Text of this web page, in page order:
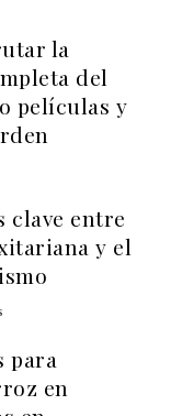
la
del
películas y
clave entre
y el
para
en